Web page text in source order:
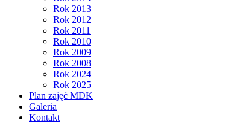
Rok 2013
Rok 2012
Rok 2011
Rok 2010
Rok 2009
Rok 2008
Rok 2024
Rok 2025
Plan zajęć MDK
Galeria
Kontakt